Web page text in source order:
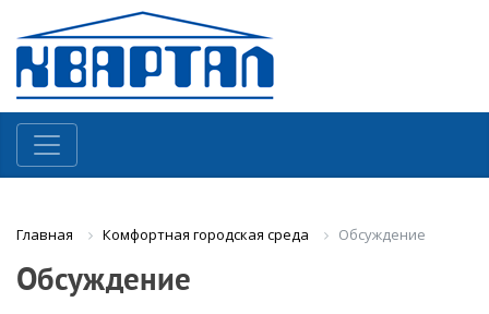
Главная Комфортная городская среда Обсуждение
Обсуждение